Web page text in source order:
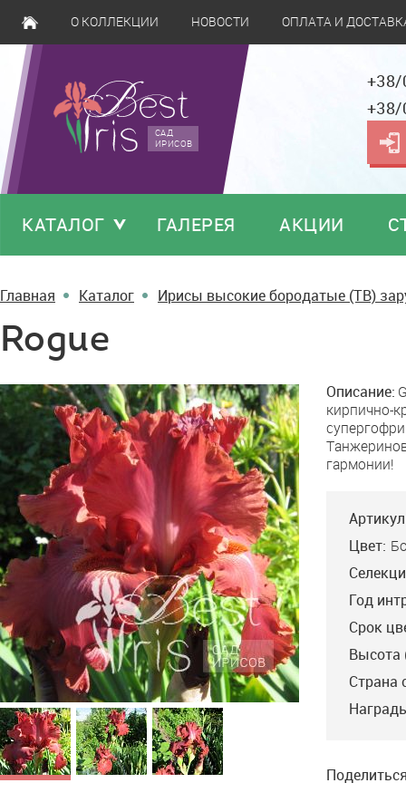
О КОЛЛЕКЦИИ НОВОСТИ ОПЛАТА И
САД
ИРИСОВ
КАТАЛОГ ГАЛЕРЕЯ АКЦИИ
Главная Каталог Ирисы высокие бородатые (TB)
Rogue
Rogue Описание:
кирпично-
гармонии!
Цвет:
Год
Срок
Высота
Страна
Company Red
Schreiner’10, ML, 91.
Бордовые стандарты и
тёмно-бордовые фолы
создают необычный
Bitone с рубиново-
Dynamite
Schreiner’97, M, 94,
HM’99, AM’02. Огромный
гофрированый
гранатово-красный, с
желтой бородкой. 8-10